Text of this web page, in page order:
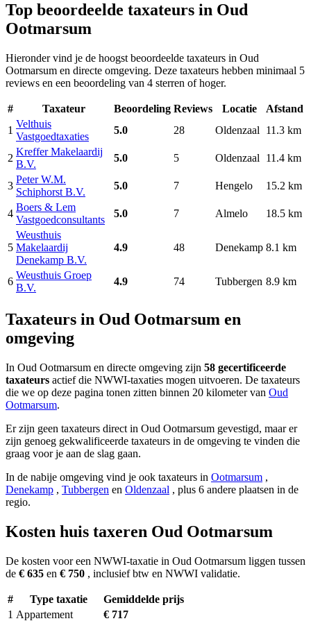
Top beoordeelde taxateurs in Oud
Ootmarsum
Hieronder vind je de hoogst beoordeelde taxateurs in Oud
Ootmarsum en directe omgeving. Deze taxateurs hebben minimaal 5
reviews en een beoordeling van 4 sterren of hoger.
# Taxateur Beoordeling Reviews Locatie
Afstand
1
Velthuis
Vastgoedtaxaties
5.0 28 Oldenzaal 11.3 km
2
Kreffer Makelaardij
B.V.
5.0 5 Oldenzaal 11.4 km
3
Peter W.M.
Schiphorst B.V.
5.0 7 Hengelo 15.2 km
4
Boers & Lem
Vastgoedconsultants
5.0 7 Almelo 18.5 km
5
Weusthuis
Makelaardij
Denekamp B.V.
4.9 48 Denekamp 8.1 km
6
Weusthuis Groep
B.V.
4.9 74 Tubbergen 8.9 km
Taxateurs in Oud Ootmarsum en
omgeving
In Oud Ootmarsum en directe omgeving zijn 58 gecertificeerde
taxateurs actief die NWWI-taxaties mogen uitvoeren. De taxateurs
die we op deze pagina tonen zitten binnen 20 kilometer van Oud
Ootmarsum.
Er zijn geen taxateurs direct in Oud Ootmarsum gevestigd, maar er
zijn genoeg gekwalificeerde taxateurs in de omgeving te vinden die
graag voor je aan de slag gaan.
In de nabije omgeving vind je ook taxateurs in Ootmarsum ,
Denekamp , Tubbergen en Oldenzaal , plus 6 andere plaatsen in de
regio.
Kosten huis taxeren Oud Ootmarsum
De kosten voor een NWWI-taxatie in Oud Ootmarsum liggen tussen
de € 635 en € 750 , inclusief btw en NWWI validatie.
# Type taxatie
Gemiddelde prijs
1 Appartement
€ 717